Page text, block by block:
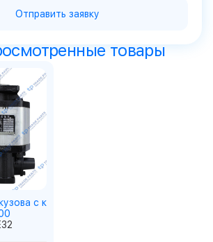
Отправить заявку
товары
с к